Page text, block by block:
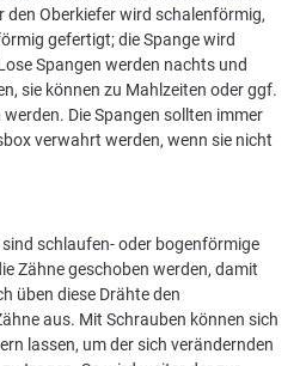
Oberkiefer wird schalenförmig,
gefertigt; die Spange wird
Spangen werden nachts und
sie können zu Mahlzeiten oder ggf.
Die Spangen sollten immer
verwahrt werden, wenn sie nicht
schlaufen- oder bogenförmige
Zähne geschoben werden, damit
üben diese Drähte den
aus. Mit Schrauben können sich
lassen, um der sich verändernden